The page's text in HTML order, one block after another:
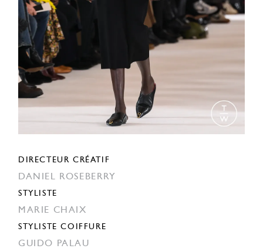
DIRECTEUR CRÉATIF
DANIEL ROSEBERRY
STYLISTE
MARIE CHAIX
STYLISTE COIFFURE
GUIDO PALAU